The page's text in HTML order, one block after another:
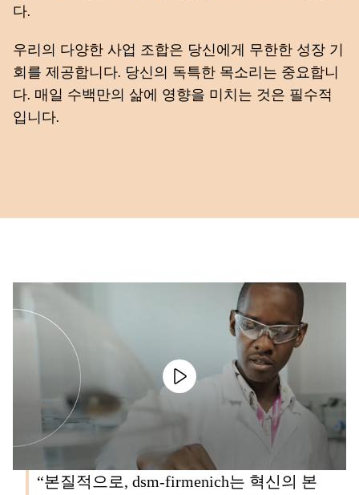
다.
우리의 다양한 사업 조합은 당신에게 무한한 성장 기
회를 제공합니다. 당신의 독특한 목소리는 중요합니
다. 매일 수백만의 삶에 영향을 미치는 것은 필수적
입니다.
“본질적으로, dsm-firmenich는 혁신의 본